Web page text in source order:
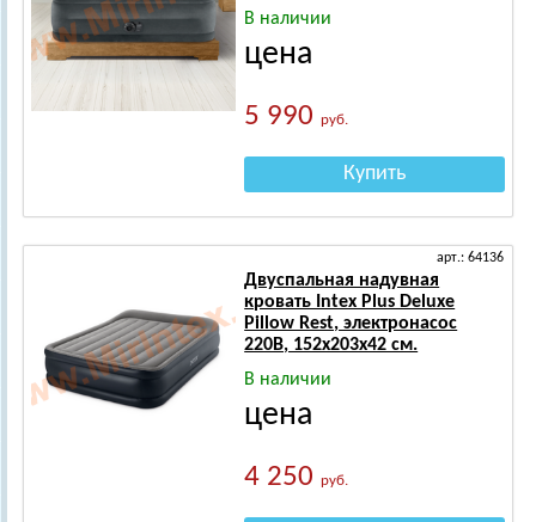
В наличии
цена
5 990руб.
Купить
арт.: 64136
Двуспальная надувная
кровать Intex Plus Deluxe
Pillow Rest, электронасос
220B, 152х203х42 см.
В наличии
цена
4 250руб.